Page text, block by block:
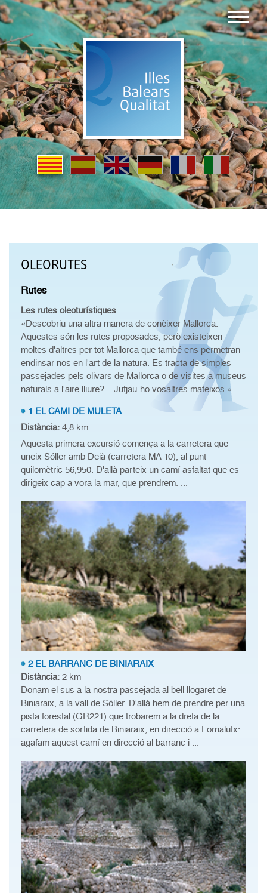
OLEORUTES
Rutes
Les rutes oleoturístiques
«Descobriu una altra manera de conèixer Mallorca.
Aquestes són les rutes proposades, però existeixen
moltes d'altres per tot Mallorca que també ens permetran
endinsar-nos en l'art de la natura. Es tracta de simples
passejades pels olivars de Mallorca o de visites a museus
naturals a l'aire lliure?... Jutjau-ho vosaltres mateixos.»
1 EL CAMI DE MULETA
Distància: 4,8 km
Aquesta primera excursió comença a la carretera que
uneix Sóller amb Deià (carretera MA 10), al punt
quilomètric 56,950. D'allà parteix un camí asfaltat que es
dirigeix cap a vora la mar, que prendrem: ...
2 EL BARRANC DE BINIARAIX
Distància: 2 km
Donam el sus a la nostra passejada al bell llogaret de
Biniaraix, a la vall de Sóller. D'allà hem de prendre per una
pista forestal (GR221) que trobarem a la dreta de la
carretera de sortida de Biniaraix, en direcció a Fornalutx:
agafam aquest camí en direcció al barranc i ...